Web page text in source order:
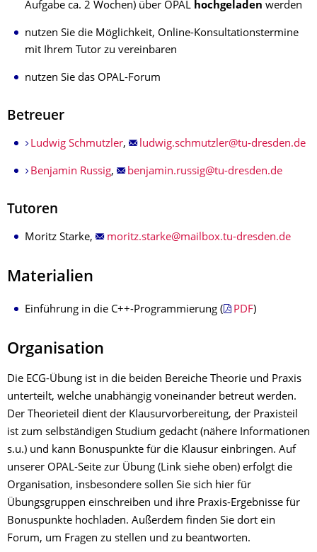
Aufgabe ca. 2 Wochen) über OPAL hochgeladen werden
nutzen Sie die Möglichkeit, Online-Konsultationstermine
mit Ihrem Tutor zu vereinbaren
nutzen Sie das OPAL-Forum
Betreuer
Ludwig Schmutzler,
Benjamin Russig,
Tutoren
Moritz Starke,
Materialien
Einführung in die C++-Programmierung ( PDF)
Organisation
Die ECG-Übung ist in die beiden Bereiche Theorie und Praxis
unterteilt, welche unabhängig voneinander betreut werden.
Der Theorieteil dient der Klausurvorbereitung, der Praxisteil
ist zum selbständigen Studium gedacht (nähere Informationen
s.u.) und kann Bonuspunkte für die Klausur einbringen. Auf
unserer OPAL-Seite zur Übung (Link siehe oben) erfolgt die
Organisation, insbesondere sollen Sie sich hier für
Übungsgruppen einschreiben und ihre Praxis-Ergebnisse für
Bonuspunkte hochladen. Außerdem finden Sie dort ein
Forum, um Fragen zu stellen und zu beantworten.